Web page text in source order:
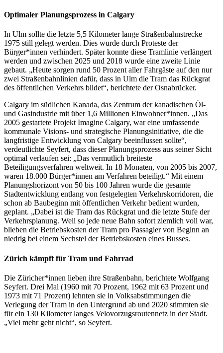
Optimaler Planungsprozess in Calgary
In Ulm sollte die letzte 5,5 Kilometer lange Straßenbahnstrecke
1975 still gelegt werden. Dies wurde durch Proteste der
Bürger*innen verhindert. Später konnte diese Tramlinie verlängert
werden und zwischen 2025 und 2018 wurde eine zweite Linie
gebaut. „Heute sorgen rund 50 Prozent aller Fahrgäste auf den nur
zwei Straßenbahnlinien dafür, dass in Ulm die Tram das Rückgrat
des öffentlichen Verkehrs bildet“, berichtete der Osnabrücker.
Calgary im südlichen Kanada, das Zentrum der kanadischen Öl-
und Gasindustrie mit über 1,6 Millionen Einwohner*innen. „Das
2005 gestartete Projekt Imagine Calgary, war eine umfassende
kommunale Visions- und strategische Planungsinitiative, die die
langfristige Entwicklung von Calgary beeinflussen sollte“,
verdeutlichte Seyfert, dass dieser Planungsprozess aus seiner Sicht
optimal verlaufen sei: „Das vermutlich breiteste
Beteiligungsverfahren weltweit. In 18 Monaten, von 2005 bis 2007,
waren 18.000 Bürger*innen am Verfahren beteiligt.“ Mit einem
Planungshorizont von 50 bis 100 Jahren wurde die gesamte
Stadtentwicklung entlang von festgelegten Verkehrskorridoren, die
schon ab Baubeginn mit öffentlichen Verkehr bedient wurden,
geplant. „Dabei ist die Tram das Rückgrat und die letzte Stufe der
Verkehrsplanung. Weil so jede neue Bahn sofort ziemlich voll war,
blieben die Betriebskosten der Tram pro Passagier von Beginn an
niedrig bei einem Sechstel der Betriebskosten eines Busses.
Zürich kämpft für Tram und Fahrrad
Die Züricher*innen lieben ihre Straßenbahn, berichtete Wolfgang
Seyfert. Drei Mal (1960 mit 70 Prozent, 1962 mit 63 Prozent und
1973 mit 71 Prozent) lehnten sie in Volksabstimmungen die
Verlegung der Tram in den Untergrund ab und 2020 stimmten sie
für ein 130 Kilometer langes Velovorzugsroutennetz in der Stadt.
„Viel mehr geht nicht“, so Seyfert.